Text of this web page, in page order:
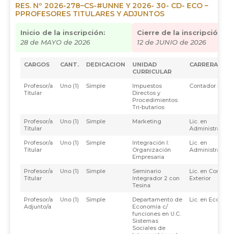
RES. Nº 2026-278–CS-#UNNE Y 2026- 30- CD- ECO –
PPROFESORES TITULARES Y ADJUNTOS
Inicio de la inscripción:
28 de MAYO de 2026
Cierre de la inscripción:
12 de JUNIO de 2026
CARGOS CANT. DEDICACION
UNIDAD
CURRICULAR
CARRERA
Profesor/a
Titular
Uno (1) Simple
Impuestos
Directos y
Procedimientos
Tri-butarios
Contador
Profesor/a
Titular
Uno (1) Simple Marketing
Lic. en
Profesor/a
Titular
Uno (1) Simple
Integración I:
Organización
Empresaria
Lic. en
Profesor/a
Titular
Uno (1) Simple
Seminario
Integrador 2 con
Tesina
Lic. en
Exterior
Profesor/a
Adjunto/a
Uno (1) Simple
Departamento de
Economía c/
funciones en U.C.
Sistemas
Sociales de
Lic. en